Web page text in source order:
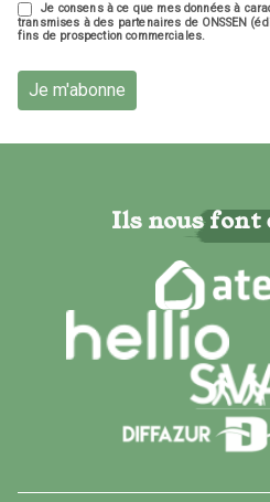
Je consens à ce que mes données à
transmises à des partenaires de ONSSEN
fins de prospection commerciales.
Je m'abonne
Ils nous font